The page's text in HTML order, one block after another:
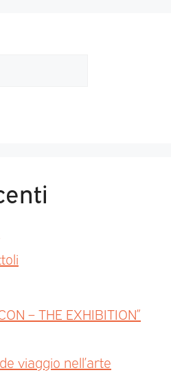
– THE EXHIBITION”
viaggio nell’arte